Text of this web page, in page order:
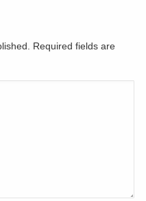
Required fields are